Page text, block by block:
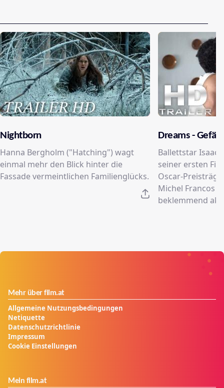
Nightborn
Hanna Bergholm ("Hatching") wagt
einmal mehr den Blick hinter die
Fassade vermeintlichen Familienglücks.
Dreams -
Ballettstar Isaac
seiner ersten
Oscar-
Michel Francos
beklemmend
Mehr über film.at
Allgemeine Nutzungsbedingungen
Netiquette
Datenschutzrichtlinie
Impressum
Cookie Einstellungen
Mein film.at